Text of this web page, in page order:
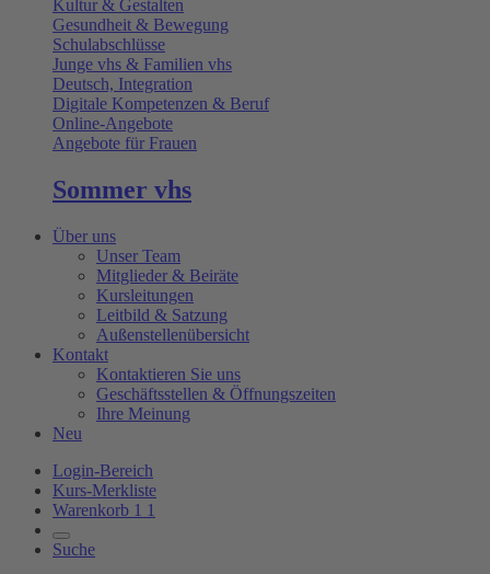
Kultur & Gestalten
Gesundheit & Bewegung
Schulabschlüsse
Junge vhs & Familien vhs
Deutsch, Integration
Digitale Kompetenzen & Beruf
Online-Angebote
Angebote für Frauen
Sommer vhs
Über uns
Unser Team
Mitglieder & Beiräte
Kursleitungen
Leitbild & Satzung
Außenstellenübersicht
Kontakt
Kontaktieren Sie uns
Geschäftsstellen & Öffnungszeiten
Ihre Meinung
Neu
Login-Bereich
Kurs-Merkliste
Warenkorb 1 1
Suche